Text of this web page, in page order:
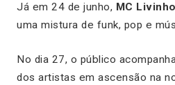
Já em 24 de junho, MC Livinho
uma mistura de funk, pop e
No dia 27, o público
dos artistas em ascensão na